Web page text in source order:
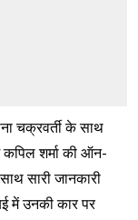
चक्रवर्ती के साथ
कपिल शर्मा की ऑन-
सारी जानकारी
में उनकी कार पर